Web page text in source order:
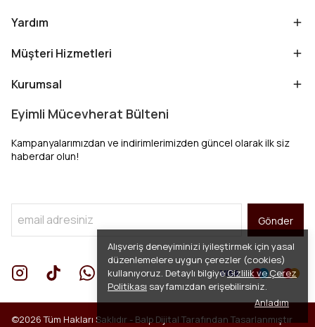
Alışveriş deneyiminizi iyileştirmek için yasal
düzenlemelere uygun çerezler (cookies)
kullanıyoruz. Detaylı bilgiyeGizlilik ve Çerez
Politikası sayfamızdan erişebilirsiniz.
Anladım
Yardım
Müşteri Hizmetleri
Kurumsal
Eyimli Mücevherat Bülteni
Kampanyalarımızdan ve indirimlerimizden güncel olarak ilk siz
haberdar olun!
Gönder
©2026 Tüm Hakları Saklıdır - Balp Dijital Tarafından Tasarlanmıştır